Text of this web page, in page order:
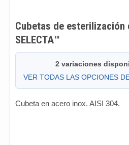
Cubetas de esterilización
SELECTA™
2 variaciones
VER TODAS LAS OPCIONES
Cubeta en acero inox. AISI 304.